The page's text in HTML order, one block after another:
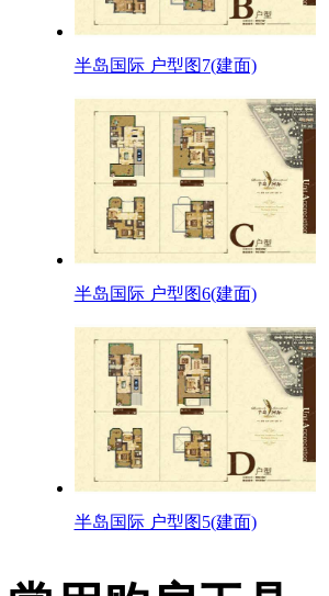
半岛国际 户型图7(建面)
半岛国际 户型图6(建面)
半岛国际 户型图5(建面)